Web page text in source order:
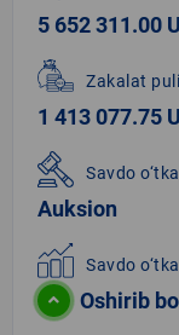
5 652 311.00
Zakalat
1 413 077.75
Savdo
Auksion
Savdo
Oshirib